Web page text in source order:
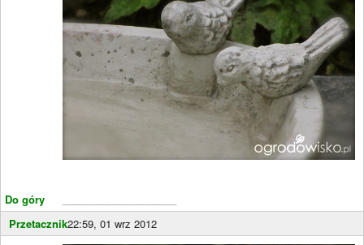
Do góry
Przetacznik22:59, 01 wrz 2012